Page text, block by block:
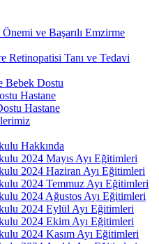
ve Başarılı Emzirme
Retinopatisi Tanı ve Tedavi
Bebek Dostu
Hastane
Hastane
Hakkında
2024 Mayıs Ayı Eğitimleri
2024 Haziran Ayı Eğitimleri
2024 Temmuz Ayı Eğitimleri
2024 Ağustos Ayı Eğitimleri
2024 Eylül Ayı Eğitimleri
2024 Ekim Ayı Eğitimleri
2024 Kasım Ayı Eğitimleri